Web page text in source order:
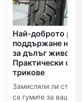
Най-доброто
поддържане на
за дълъг живот:
Практически
трикове
Замисляли ли сте
са гумите за вашия